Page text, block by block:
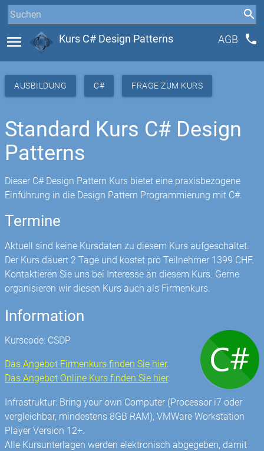
menu Kurs C# Design Patterns AGB phone
AUSBILDUNG C# FRAGE ZUM KURS
Standard Kurs C# Design
Patterns
Dieser C# Design Pattern Kurs bietet eine praxisbezogene
Einführung in die Design Pattern Programmierung mit C#.
Termine
Aktuell sind keine Kursdaten zu diesem Kurs aufgeschaltet.
Der Kurs dauert 2 Tage und kostet pro Teilnehmer 1399 CHF.
Kontaktieren Sie uns bei Interesse an diesem Kurs. Gerne
organisieren wir diesen Kurs auch als Firmenkurs.
Information
Kurscode: CSDP
Das Angebot Firmenkurs finden Sie hier.
Das Angebot Online Kurs finden Sie hier.
Infrastruktur: Bring your own Computer (Processor i7 oder
vergleichbar, mindestens 8GB RAM), VMWare Workstation
Player Version 12+.
Alle Kursunterlagen werden elektronisch abgegeben, damit